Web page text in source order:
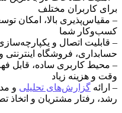
برای کاربران مختلف
– مقیاس‌پذیری بالا، امکان
کسب‌وکار شما
– قابلیت اتصال و
حسابداری، فروشگاه
– محیط کاربری ساده، قابل
وقت و هزینه زیاد
– ارائه گزارش‌های تحلیلی و
رشد، رفتار مشتریان و اتخاذ